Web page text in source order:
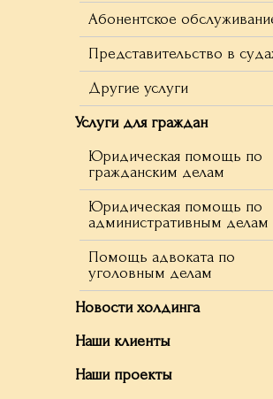
Абонентское
Представительство в
Другие услуги
Услуги для граждан
Юридическая помощь по
гражданским делам
Юридическая помощь по
административным делам
Помощь адвоката по
уголовным делам
Новости холдинга
Наши клиенты
Наши проекты